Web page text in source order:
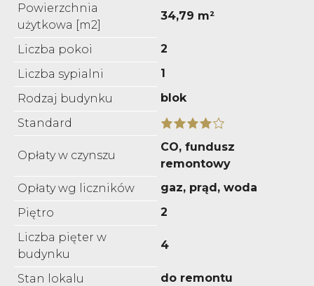
Powierzchnia
użytkowa [m2]
34,79 m²
Liczba pokoi
2
Liczba sypialni
1
Rodzaj budynku
blok
Standard
Opłaty w czynszu
CO, fundusz
remontowy
Opłaty wg liczników
gaz, prąd, woda
Piętro
2
Liczba pięter w
budynku
4
Stan lokalu
do remontu